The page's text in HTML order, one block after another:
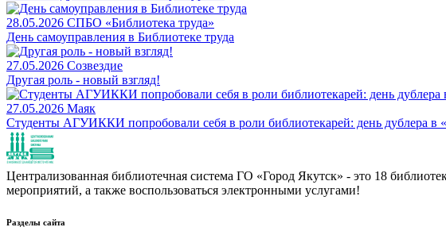
28.05.2026 СПБО «Библиотека труда»
День самоуправления в Библиотеке труда
27.05.2026 Созвездие
Другая роль - новый взгляд!
27.05.2026 Маяк
Студенты АГУИККИ попробовали себя в роли библиотекарей: день дублера в
Централизованная библиотечная система ГО «Город Якутск» - это 18
мероприятий, а также воспользоваться электронными услугами!
Разделы сайта